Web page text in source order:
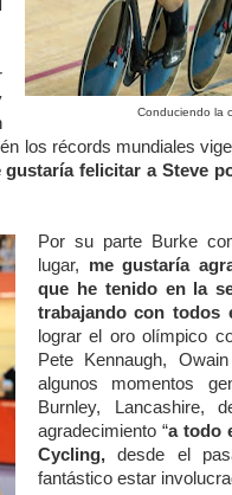
Conduciendo la
los récords mundiales
felicitar a Steve
Por su parte Burke
lugar, me gustaría
que he tenido en la
trabajando con todos
lograr el oro olímpico
Pete Kennaugh,
algunos momentos
Burnley, Lancashire,
agradecimiento “a todo
Cycling,desde el
fantástico estar